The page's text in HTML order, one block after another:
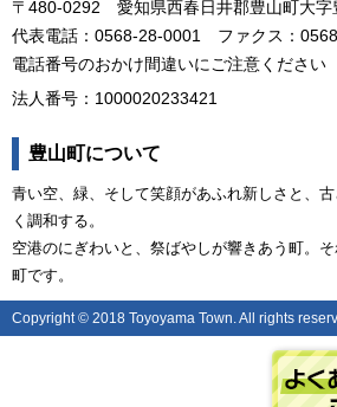
〒480-0292 愛知県西春日井郡豊山町大字
代表電話：0568-28-0001 ファクス：
電話番号のおかけ間違いにご注意ください
法人番号：1000020233421
豊山町について
青い空、緑、そして笑顔があふれ新しさと、古
く調和する。
空港のにぎわいと、祭ばやしが響きあう町。
町です。
Copyright © 2018 Toyoyama Town. All rights